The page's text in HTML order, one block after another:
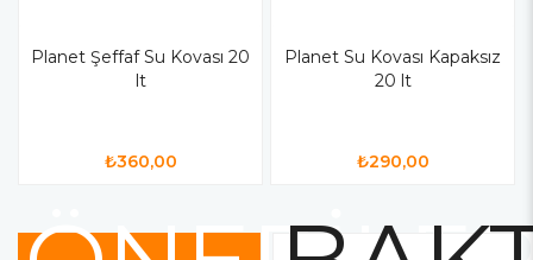
Planet Şeffaf Su Kovası 20
lt
₺360,00
Planet Su Kovası Kapaksız
20 lt
₺290,00